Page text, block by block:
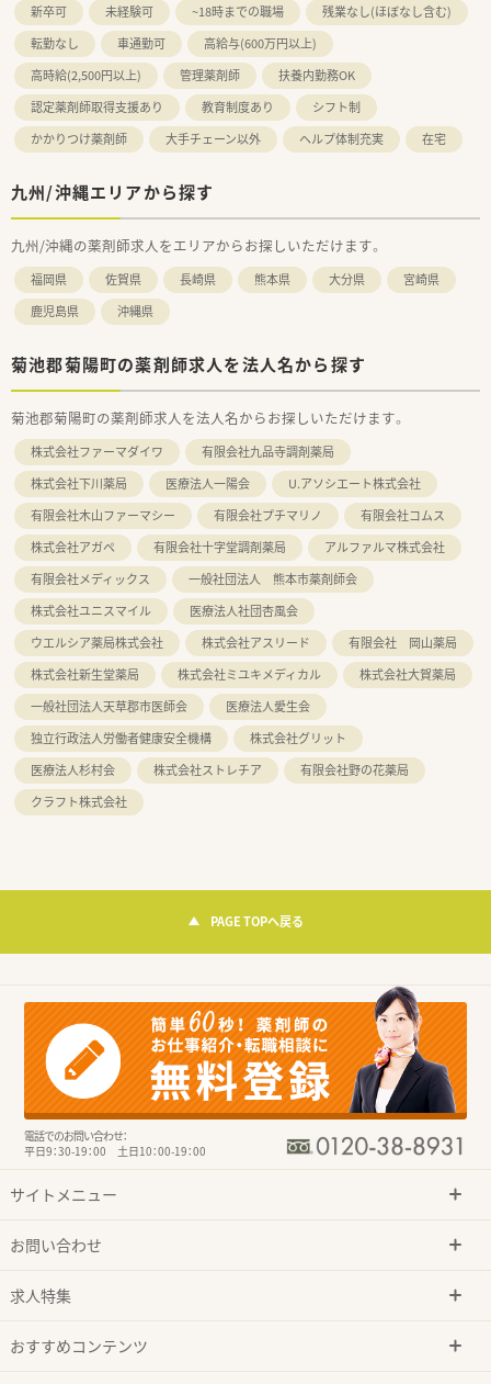
新卒可
未経験可 ~18時までの職場
残業なし(ほぼなし含む)
転勤なし
車通勤可
高給与(600万円以上)
高時給(2,500円以上)
管理薬剤師
扶養内勤務OK
認定薬剤師取得支援あり
教育制度あり
シフト制
かかりつけ薬剤師
大手チェーン以外 ヘルプ体制充実 在宅
九州/沖縄エリアから探す
九州/沖縄の薬剤師求人をエリアからお探しいただけます。
福岡県 佐賀県 長崎県 熊本県 大分県
宮崎県
鹿児島県
沖縄県
菊池郡菊陽町の薬剤師求人を法人名から探す
菊池郡菊陽町の薬剤師求人を法人名からお探しいただけます。
株式会社ファーマダイワ
有限会社九品寺調剤薬局
株式会社下川薬局
医療法人一陽会
U.アソシエート株式会社
有限会社木山ファーマシー
有限会社プチマリノ
有限会社コムス
株式会社アガペ
有限会社十字堂調剤薬局
アルファルマ株式会社
有限会社メディックス
一般社団法人 熊本市薬剤師会
株式会社ユニスマイル
医療法人社団杏風会
ウエルシア薬局株式会社
株式会社アスリード
有限会社 岡山薬局
株式会社新生堂薬局
株式会社ミユキメディカル
株式会社大賀薬局
一般社団法人天草郡市医師会
医療法人愛生会
独立行政法人労働者健康安全機構
株式会社グリット
医療法人杉村会
株式会社ストレチア
有限会社野の花薬局
クラフト株式会社
PAGE TOPへ戻る
電話でのお問い合わせ：
平日9：30-19：00 土日10：00-19：00
サイトメニュー
お問い合わせ
求人特集
おすすめコンテンツ